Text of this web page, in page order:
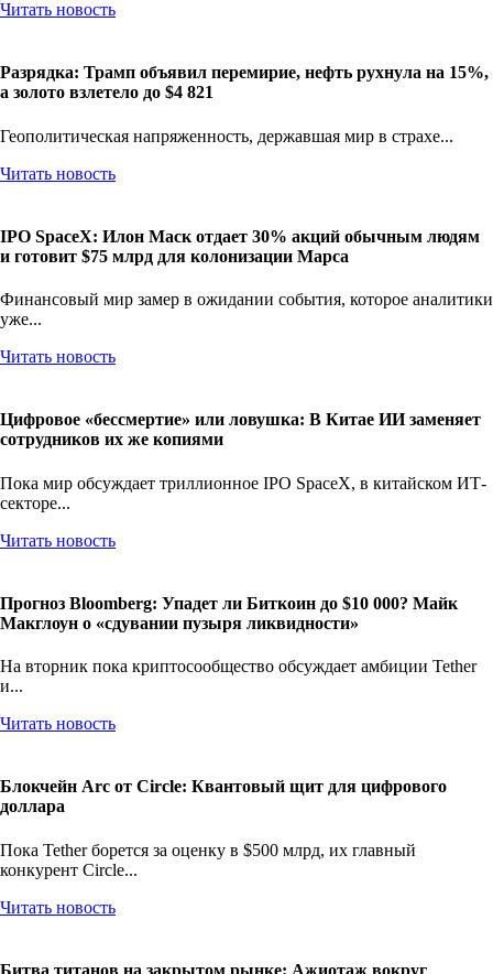
Читать новость
Разрядка: Трамп объявил перемирие, нефть рухнула на 15%,
а золото взлетело до $4 821
Геополитическая напряженность, державшая мир в страхе...
Читать новость
IPO SpaceX: Илон Маск отдает 30% акций обычным людям
и готовит $75 млрд для колонизации Марса
Финансовый мир замер в ожидании события, которое аналитики
уже...
Читать новость
Цифровое «бессмертие» или ловушка: В Китае ИИ заменяет
сотрудников их же копиями
Пока мир обсуждает триллионное IPO SpaceX, в китайском ИТ-
секторе...
Читать новость
Прогноз Bloomberg: Упадет ли Биткоин до $10 000? Майк
Макглоун о «сдувании пузыря ликвидности»
На вторник пока криптосообщество обсуждает амбиции Tether
и...
Читать новость
Блокчейн Arc от Circle: Квантовый щит для цифрового
доллара
Пока Tether борется за оценку в $500 млрд, их главный
конкурент Circle...
Читать новость
Битва титанов на закрытом рынке: Ажиотаж вокруг